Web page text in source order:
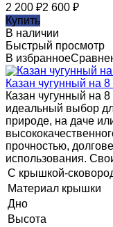
2 200 ₽2 600 ₽
Купить
В наличии
Быстрый просмотр
В избранное
Казан чугунный на
Казан чугунный на
идеальный выбор
природе, на даче
прочностью,
использования.
С крышкой-
Материал крышки
Дно
Высота